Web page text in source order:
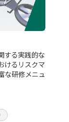
する実践的な
けるリスクマ
な研修メニュ